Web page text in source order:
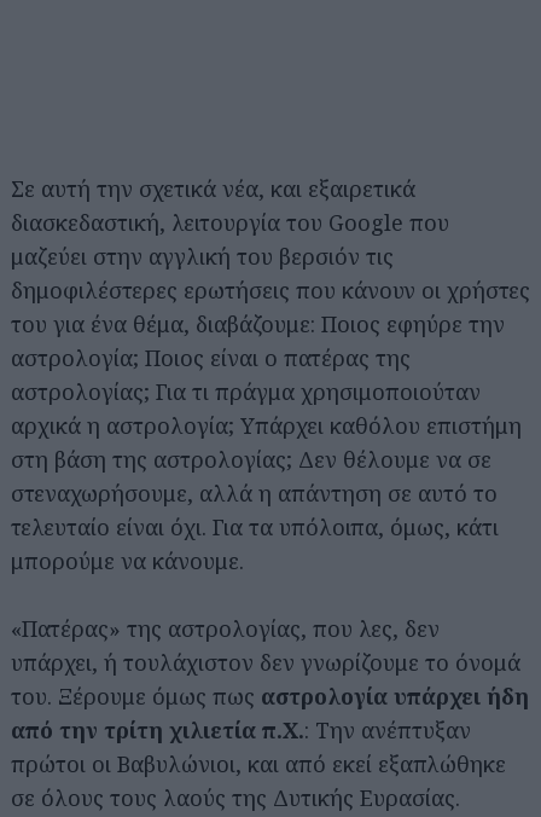
Σε αυτή την σχετικά νέα, και εξαιρετικά
διασκεδαστική, λειτουργία του Google που
μαζεύει στην αγγλική του βερσιόν τις
δημοφιλέστερες ερωτήσεις που κάνουν οι χρήστες
του για ένα θέμα, διαβάζουμε: Ποιος εφηύρε την
αστρολογία; Ποιος είναι ο πατέρας της
αστρολογίας; Για τι πράγμα χρησιμοποιούταν
αρχικά η αστρολογία; Υπάρχει καθόλου επιστήμη
στη βάση της αστρολογίας; Δεν θέλουμε να σε
στεναχωρήσουμε, αλλά η απάντηση σε αυτό το
τελευταίο είναι όχι. Για τα υπόλοιπα, όμως, κάτι
μπορούμε να κάνουμε.
«Πατέρας» της αστρολογίας, που λες, δεν
υπάρχει, ή τουλάχιστον δεν γνωρίζουμε το όνομά
του. Ξέρουμε όμως πως αστρολογία υπάρχει ήδη
από την τρίτη χιλιετία π.Χ.: Την ανέπτυξαν
πρώτοι οι Βαβυλώνιοι, και από εκεί εξαπλώθηκε
σε όλους τους λαούς της Δυτικής Ευρασίας.